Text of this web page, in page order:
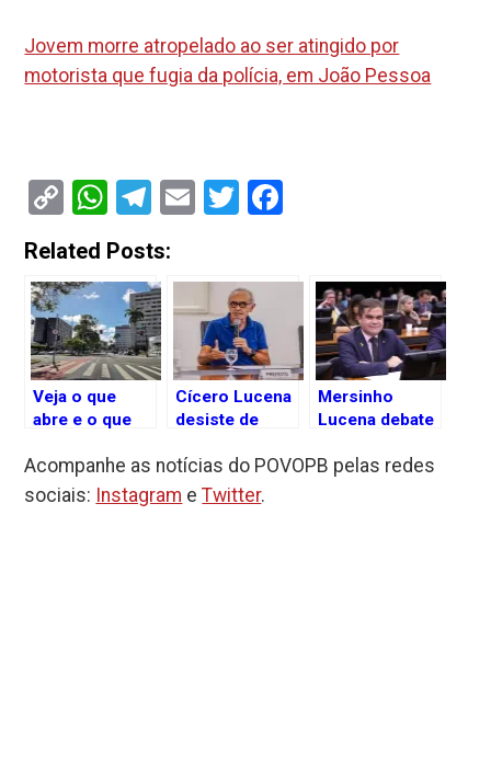
Jovem morre atropelado ao ser atingido por
motorista que fugia da polícia, em João Pessoa
Copy
Link
WhatsApp
Telegram
EmailTwitter
Related Posts:
Veja o que
abre e o que
feriado de
Proclamação
Cícero Lucena
desiste de
por
aposentadoria
Mersinho
Lucena debate
‘Políticos na
Acompanhe as notícias do POVOPB pelas redes
sociais: Instagram eTwitter.